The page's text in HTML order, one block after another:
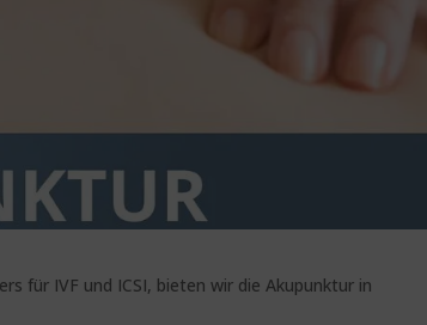
für IVF und ICSI, bieten wir die Akupunktur in